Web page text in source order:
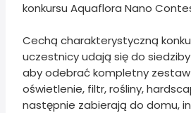
konkursu Aquaflora Nano
Cechą charakterystyczną
uczestnicy udają się do
aby odebrać kompletny zestaw
oświetlenie, filtr, rośliny,
następnie zabierają do domu,